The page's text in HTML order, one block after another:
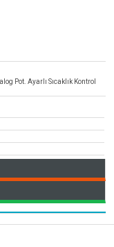
Pot. Ayarlı Sıcaklık Kontrol